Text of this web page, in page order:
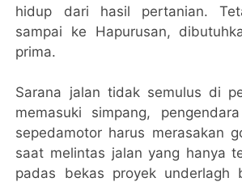
hidup dari hasil pertanian.
sampai ke Hapurusan,
prima.
Sarana jalan tidak semulus di
memasuki simpang,
sepedamotor harus merasakan
saat melintas jalan yang hanya
padas bekas proyek underlagh